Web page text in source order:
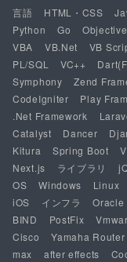
言語 HTML・CSS
Python
Go
VBA
VB.Net VB
PL/SQL
VC++
Symphony
Zend
CodeIgniter
Play
.Net Framework
Catalyst
Dancer
Kitura
Spring Boot
Next.js
ライブラリ
OS
Windows Linux
iOS
インフラ Oracle
BIND
PostFix
Cisco
Yamaha
max
after effects